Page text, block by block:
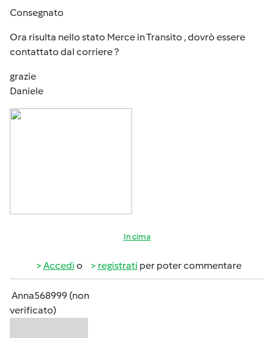
Consegnato
Ora risulta nello stato Merce in Transito , dovrò essere
contattato dal corriere ?
grazie
Daniele
In cima
Accedi o registrati per poter commentare
Anna568999 (non
verificato)